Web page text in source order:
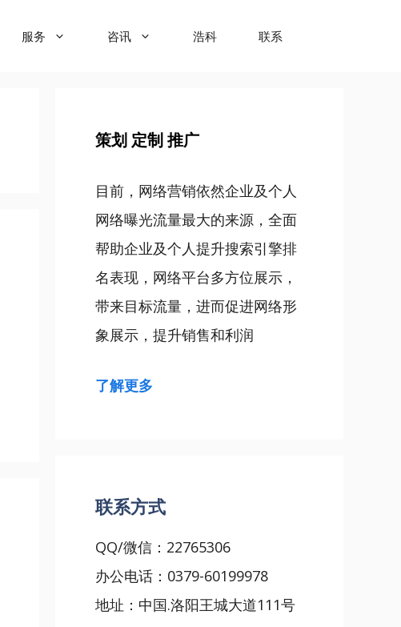
服务 咨讯 浩科 联系
策划 定制 推广
目前，网络营销依然企业及个人
网络曝光流量最大的来源，全面
帮助企业及个人提升搜索引擎排
名表现，网络平台多方位展示，
带来目标流量，进而促进网络形
象展示，提升销售和利润
了解更多
联系方式
QQ/微信：22765306
办公电话：0379-60199978
地址：中国.洛阳王城大道111号